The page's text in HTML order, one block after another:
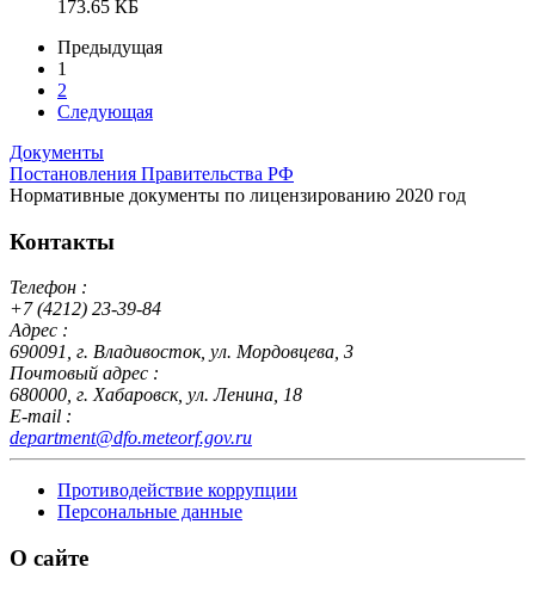
173.65 КБ
Предыдущая
1
2
Следующая
Документы
Постановления Правительства РФ
Нормативные документы по лицензированию 2020 год
Контакты
Телефон :
+7 (4212) 23-39-84
Адрес :
690091, г. Владивосток, ул. Мордовцева, 3
Почтовый адрес :
680000, г. Хабаровск, ул. Ленина, 18
E-mail :
department@dfo.meteorf.gov.ru
Противодействие коррупции
Персональные данные
О сайте